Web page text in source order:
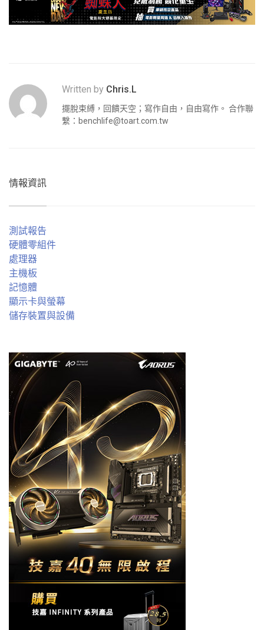
Written by Chris.L
擺脫束縛，回饋天空；寫作自由，自由寫作。 合作聯
繫： benchlife@toart.com.tw
情報資訊
測試報告
硬體零組件
處理器
主機板
記憶體
顯示卡與螢幕
儲存裝置與設備